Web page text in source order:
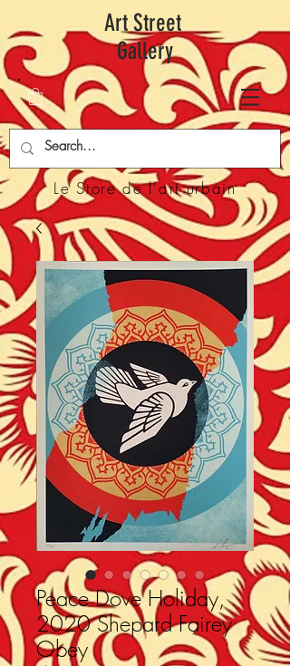
Art Street
Gallery
Le Store de l'art urbain
Peace Dove Holiday,
2020 Shepard Fairey
Obey